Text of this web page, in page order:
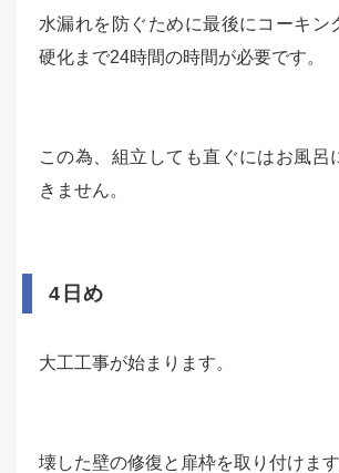
水漏れを防ぐために最後にコーキン
硬化まで24時間の時間が必要です。
この為、組立しても直ぐにはお風呂
きません。
4日め
大工工事が始まります。
壊した壁の修復と扉枠を取り付けます